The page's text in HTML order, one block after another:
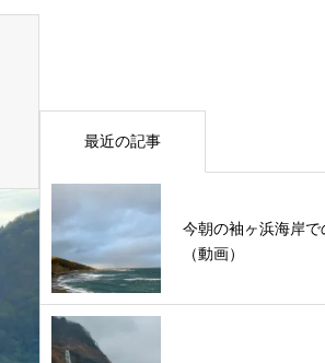
最近の記事
今朝の袖ヶ浜海岸で
（動画）